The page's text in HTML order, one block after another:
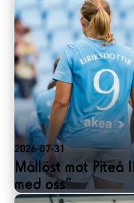
2026-07-31
Mållöst mot Piteå
med oss”